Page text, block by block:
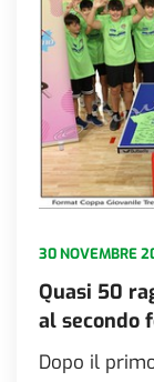
30 NOVEMBRE
Quasi 50
al secondo
Dopo il